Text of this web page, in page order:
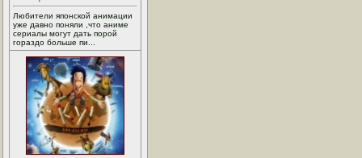
Любители японской анимации
уже давно поняли ,что аниме
сериалы могут дать порой
гораздо больше пи...